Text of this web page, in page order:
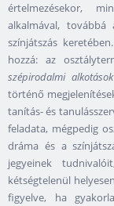
értelmezésekor,
alkalmával,
színjátszás
hozzá: az
szépirodalmi
történő
tanítás- és
feladata, mégpedig
dráma és a
jegyeinek
kétségtelenül
figyelve, ha